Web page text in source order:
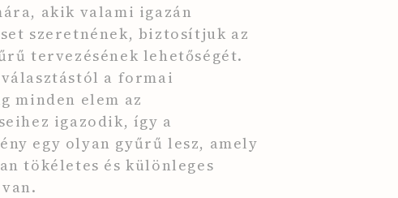
akik valami igazán
szeretnének, biztosítjuk az
tervezésének lehetőségét.
a formai
minden elem az
igazodik, így a
egy olyan gyűrű lesz, amely
tökéletes és különleges